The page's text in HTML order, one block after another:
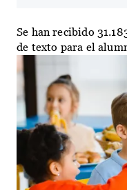
Se han recibido
de texto para el